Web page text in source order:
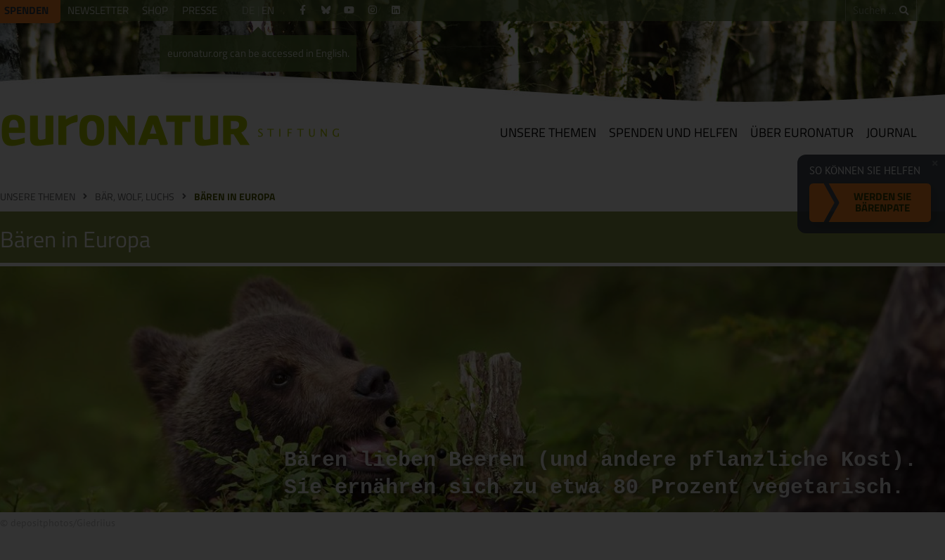
SPENDEN NEWSLETTER SHOP PRESSE
euronatur.org can be accessed in English.
EN
UNSERE THEMEN SPENDEN UND HELFEN ÜBER EURONATUR JOURNAL
SO KÖNNEN SIE HELFEN
WERDEN SIE
BÄRENPATE
UNSERE THEMEN BÄR, WOLF, LUCHS BÄREN IN EUROPA
Bären in Europa
Bären lieben Beeren (und andere pflanzliche Kost).
Sie ernähren sich zu etwa 80 Prozent vegetarisch.